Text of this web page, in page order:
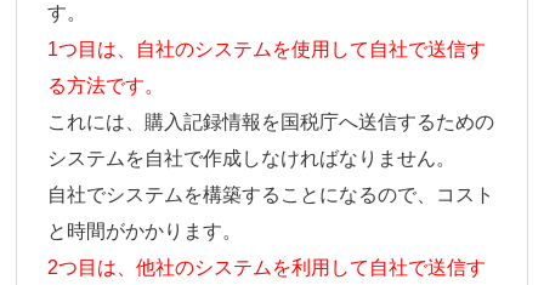
す。
1つ目は、自社のシステムを使用して自社で送信す
る方法です。
これには、購入記録情報を国税庁へ送信するための
システムを自社で作成しなければなりません。
自社でシステムを構築することになるので、コスト
と時間がかかります。
2つ目は、他社のシステムを利用して自社で送信す